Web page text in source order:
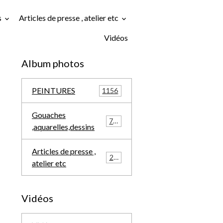
Articles de presse , atelier etc
Vidéos
Album photos
PEINTURES 1156
Gouaches
,aquarelles,dessins
709
Articles de presse ,
atelier etc
291
Vidéos